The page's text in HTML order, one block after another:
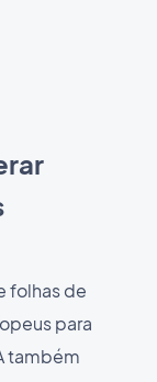
folhas de
para
também